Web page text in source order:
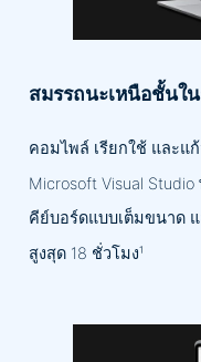
สมรรถนะเหนือชั้นใ
คอมไพล์ เรียกใช้ และแ
Microsoft Visual
คีย์บอร์ดแบบเต็มขนาด
สูงสุด 18 ชั่วโมง¹